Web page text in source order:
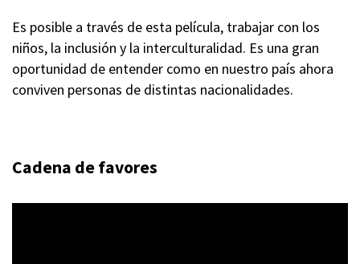
Es posible a través de esta película, trabajar con los
niños, la inclusión y la interculturalidad. Es una gran
oportunidad de entender como en nuestro país ahora
conviven personas de distintas nacionalidades.
Cadena de favores